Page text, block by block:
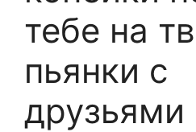
тебе на
пьянки с
друзьями